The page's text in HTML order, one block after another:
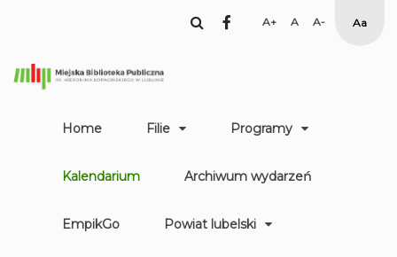
facebook
Set Set
Smaller
High
Home Filie Programy
Kalendarium Archiwum wydarzeń
EmpikGo Powiat lubelski